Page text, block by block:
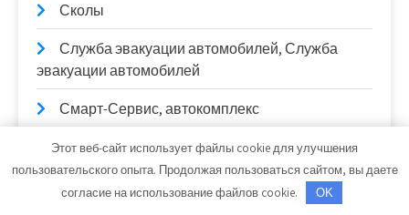
Сколы
Служба эвакуации автомобилей, Служба
эвакуации автомобилей
Смарт-Сервис, автокомплекс
Соблазн, комплекс отдыха
Этот веб-сайт использует файлы cookie для улучшения
пользовательского опыта. Продолжая пользоваться сайтом, вы даете
согласие на использование файлов cookie.
OK